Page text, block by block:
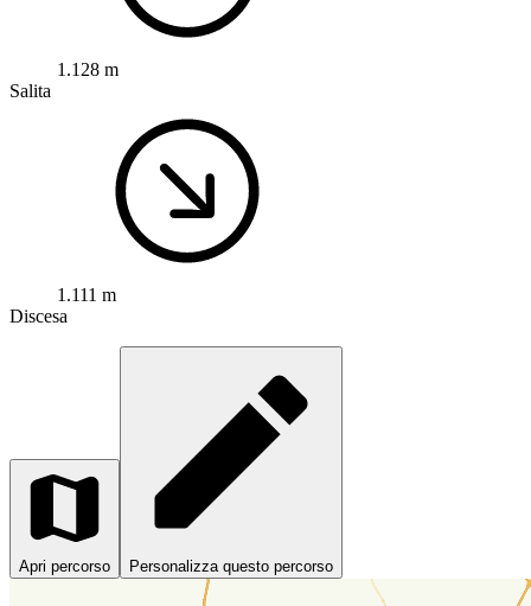
1.128 m
Salita
1.111 m
Discesa
Apri percorso Personalizza questo percorso